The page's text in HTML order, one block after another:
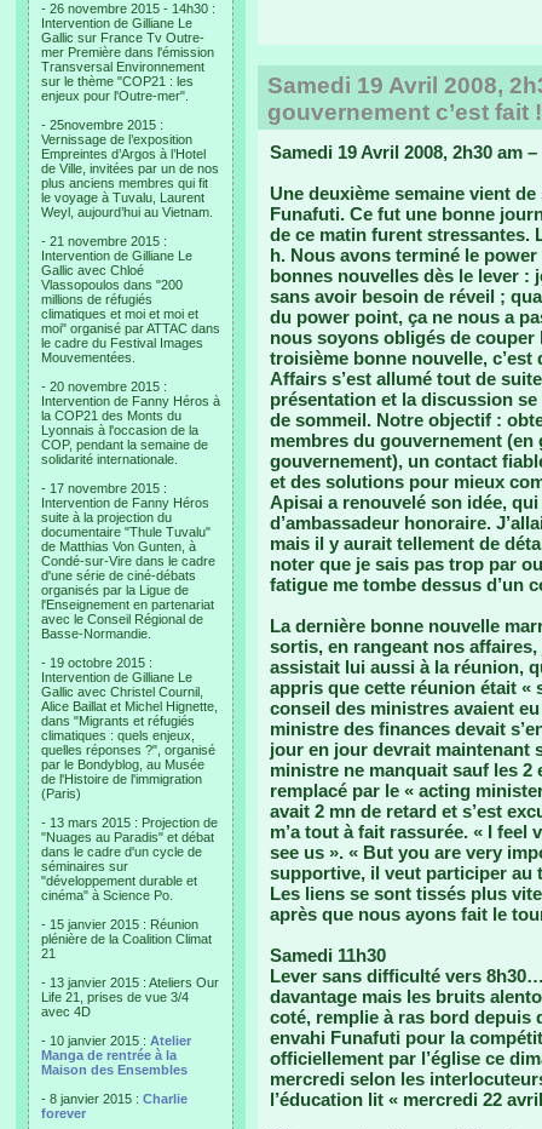
- 26 novembre 2015 - 14h30 :
Intervention de Gilliane Le
Gallic sur France Tv Outre-
mer Première dans l'émission
Transversal Environnement
sur le thème "COP21 : les
enjeux pour l'Outre-mer".
- 25novembre 2015 :
Vernissage de l’exposition
Empreintes d’Argos à l’Hotel
de Ville, invitées par un de nos
plus anciens membres qui fit
le voyage à Tuvalu, Laurent
Weyl, aujourd’hui au Vietnam.
- 21 novembre 2015 :
Intervention de Gilliane Le
Gallic avec Chloé
Vlassopoulos dans "200
millions de réfugiés
climatiques et moi et moi et
moi" organisé par ATTAC dans
le cadre du Festival Images
Mouvementées.
- 20 novembre 2015 :
Intervention de Fanny Héros à
la COP21 des Monts du
Lyonnais à l'occasion de la
COP, pendant la semaine de
solidarité internationale.
- 17 novembre 2015 :
Intervention de Fanny Héros
suite à la projection du
documentaire "Thule Tuvalu"
de Matthias Von Gunten, à
Condé-sur-Vire dans le cadre
d'une série de ciné-débats
organisés par la Ligue de
l'Enseignement en partenariat
avec le Conseil Régional de
Basse-Normandie.
- 19 octobre 2015 :
Intervention de Gilliane Le
Gallic avec Christel Cournil,
Alice Baillat et Michel Hignette,
dans "Migrants et réfugiés
climatiques : quels enjeux,
quelles réponses ?", organisé
par le Bondyblog, au Musée
de l'Histoire de l'immigration
(Paris)
- 13 mars 2015 : Projection de
"Nuages au Paradis" et débat
dans le cadre d'un cycle de
séminaires sur
"développement durable et
cinéma" à Science Po.
- 15 janvier 2015 : Réunion
plénière de la Coalition Climat
21
- 13 janvier 2015 : Ateliers Our
Life 21, prises de vue 3/4
avec 4D
- 10 janvier 2015 : Atelier
Manga de rentrée à la
Maison des Ensembles
- 8 janvier 2015 : Charlie
forever
Samedi 19 Avril 2008,
gouvernement c’est fait !
Samedi 19 Avril 2008, 2h30 am
Une deuxième semaine vient de
Funafuti. Ce fut une bonne
de ce matin furent stressantes.
h. Nous avons terminé le
bonnes nouvelles dès le lever :
sans avoir besoin de réveil ;
du power point, ça ne nous a
nous soyons obligés de
troisième bonne nouvelle,
Affairs s’est allumé tout de
présentation et la discussion
de sommeil. Notre objectif :
membres du gouvernement
gouvernement), un contact
et des solutions pour mieux
Apisai a renouvelé son idée,
d’ambassadeur honoraire.
mais il y aurait tellement de
noter que je sais pas trop par
fatigue me tombe dessus d’un
La dernière bonne nouvelle
sortis, en rangeant nos
assistait lui aussi à la réunion,
appris que cette réunion était «
conseil des ministres avaient
ministre des finances devait
jour en jour devrait maintenant
ministre ne manquait sauf les 2
remplacé par le « acting
avait 2 mn de retard et s’est
m’a tout à fait rassurée. « I
see us ». « But you are very
supportive, il veut participer au
Les liens se sont tissés plus
après que nous ayons fait le
Samedi 11h30
Lever sans difficulté vers
davantage mais les bruits
coté, remplie à ras bord depuis
envahi Funafuti pour la
officiellement par l’église ce
mercredi selon les
l’éducation lit « mercredi 22